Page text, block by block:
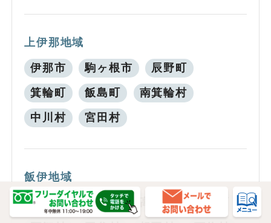
上伊那地域
伊那市 駒ヶ根市 辰野町
箕輪町 飯島町 南箕輪村
中川村 宮田村
飯伊地域
飯田市 松川町 高森町 阿南町